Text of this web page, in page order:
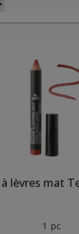
lèvres mat
1 pc